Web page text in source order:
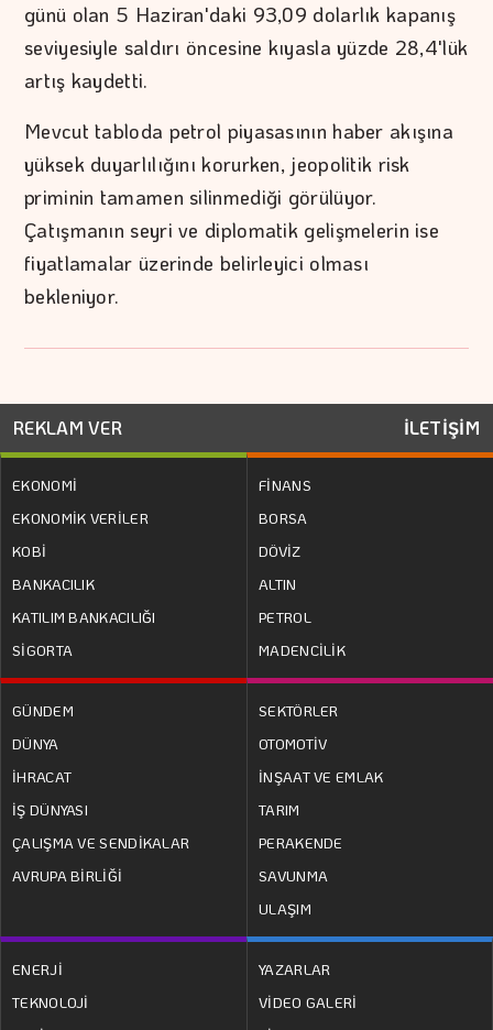
günü olan 5 Haziran'daki 93,09 dolarlık kapanış
seviyesiyle saldırı öncesine kıyasla yüzde 28,4'lük
artış kaydetti.
Mevcut tabloda petrol piyasasının haber akışına
yüksek duyarlılığını korurken, jeopolitik risk
priminin tamamen silinmediği görülüyor.
Çatışmanın seyri ve diplomatik gelişmelerin ise
fiyatlamalar üzerinde belirleyici olması
bekleniyor.
REKLAM VER İLETİŞİM
EKONOMİ
EKONOMİK VERİLER
KOBİ
BANKACILIK
KATILIM BANKACILIĞI
SİGORTA
FİNANS
BORSA
DÖVİZ
ALTIN
PETROL
MADENCİLİK
GÜNDEM
DÜNYA
İHRACAT
İŞ DÜNYASI
ÇALIŞMA VE SENDİKALAR
AVRUPA BİRLİĞİ
SEKTÖRLER
OTOMOTİV
İNŞAAT VE EMLAK
TARIM
PERAKENDE
SAVUNMA
ULAŞIM
ENERJİ
TEKNOLOJİ
YAZARLAR
VİDEO GALERİ